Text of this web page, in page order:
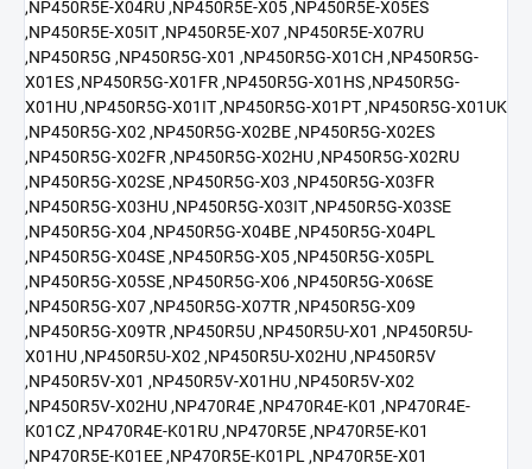
,NP450R5E-X04RU ,NP450R5E-X05 ,NP450R5E-X05ES
,NP450R5E-X05IT ,NP450R5E-X07 ,NP450R5E-X07RU
,NP450R5G ,NP450R5G-X01 ,NP450R5G-X01CH ,NP450R5G-
X01ES ,NP450R5G-X01FR ,NP450R5G-X01HS ,NP450R5G-
X01HU ,NP450R5G-X01IT ,NP450R5G-X01PT ,NP450R5G-X01UK
,NP450R5G-X02 ,NP450R5G-X02BE ,NP450R5G-X02ES
,NP450R5G-X02FR ,NP450R5G-X02HU ,NP450R5G-X02RU
,NP450R5G-X02SE ,NP450R5G-X03 ,NP450R5G-X03FR
,NP450R5G-X03HU ,NP450R5G-X03IT ,NP450R5G-X03SE
,NP450R5G-X04 ,NP450R5G-X04BE ,NP450R5G-X04PL
,NP450R5G-X04SE ,NP450R5G-X05 ,NP450R5G-X05PL
,NP450R5G-X05SE ,NP450R5G-X06 ,NP450R5G-X06SE
,NP450R5G-X07 ,NP450R5G-X07TR ,NP450R5G-X09
,NP450R5G-X09TR ,NP450R5U ,NP450R5U-X01 ,NP450R5U-
X01HU ,NP450R5U-X02 ,NP450R5U-X02HU ,NP450R5V
,NP450R5V-X01 ,NP450R5V-X01HU ,NP450R5V-X02
,NP450R5V-X02HU ,NP470R4E ,NP470R4E-K01 ,NP470R4E-
K01CZ ,NP470R4E-K01RU ,NP470R5E ,NP470R5E-K01
,NP470R5E-K01EE ,NP470R5E-K01PL ,NP470R5E-X01